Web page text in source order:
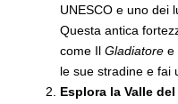
UNESCO e uno dei
Questa antica
come Il Gladiatore e
le sue stradine e fai
Esplora la Valle del